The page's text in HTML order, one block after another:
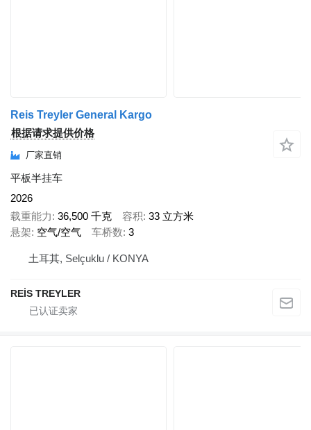
Reis Treyler General Kargo
根据请求提供价格
厂家直销
平板半挂车
2026
载重能力 36,500 千克 容积 33 立方米
悬架 空气/空气 车桥数 3
土耳其, Selçuklu / KONYA
REİS TREYLER